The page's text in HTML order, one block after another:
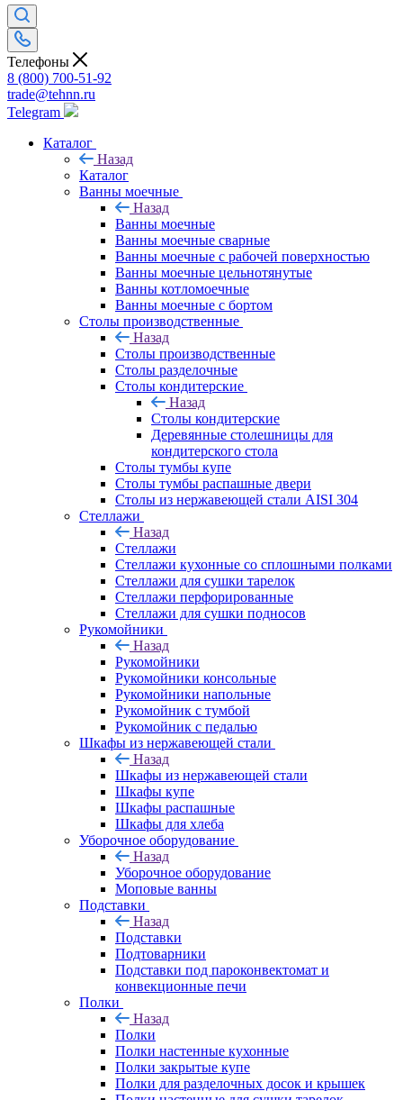
Телефоны
8 (800) 700-51-92
trade@tehnn.ru
Telegram
Каталог
Назад
Каталог
Ванны моечные
Назад
Ванны моечные
Ванны моечные сварные
Ванны моечные с рабочей поверхностью
Ванны моечные цельнотянутые
Ванны котломоечные
Ванны моечные с бортом
Столы производственные
Назад
Столы производственные
Столы разделочные
Столы кондитерские
Назад
Столы кондитерские
Деревянные столешницы для
кондитерского стола
Столы тумбы купе
Столы тумбы распашные двери
Столы из нержавеющей стали AISI 304
Стеллажи
Назад
Стеллажи
Стеллажи кухонные со сплошными полками
Стеллажи для сушки тарелок
Стеллажи перфорированные
Стеллажи для сушки подносов
Рукомойники
Назад
Рукомойники
Рукомойники консольные
Рукомойники напольные
Рукомойник с тумбой
Рукомойник с педалью
Шкафы из нержавеющей стали
Назад
Шкафы из нержавеющей стали
Шкафы купе
Шкафы распашные
Шкафы для хлеба
Уборочное оборудование
Назад
Уборочное оборудование
Моповые ванны
Подставки
Назад
Подставки
Подтоварники
Подставки под пароконвектомат и
конвекционные печи
Полки
Назад
Полки
Полки настенные кухонные
Полки закрытые купе
Полки для разделочных досок и крышек